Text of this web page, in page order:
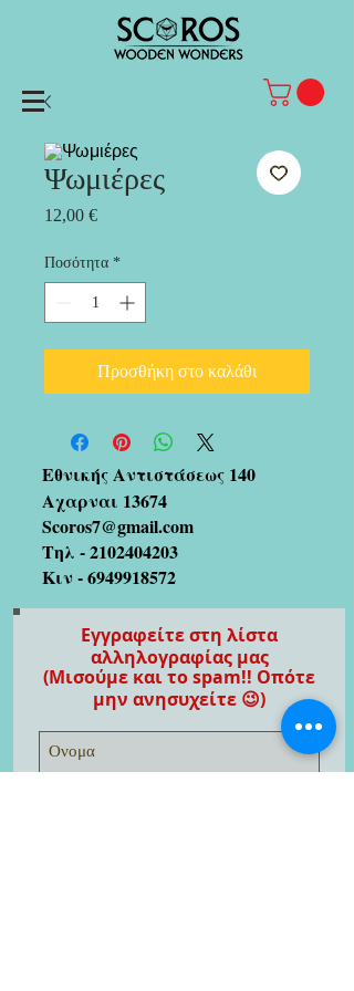
Ψωμιέρες
12,00 €Τιμή
Ποσότητα *
Προσθήκη στο καλάθι
Εθνικής Αντιστάσεως 140
Αχαρναι 13674
Scoros7@gmail.com
Τηλ -2102404203
Κιν -6949918572
Εγγραφείτε στη λίστα
αλληλογραφίας μας
(Μισούμε και το spam!! Οπότε
μην ανησυχείτε 😉)